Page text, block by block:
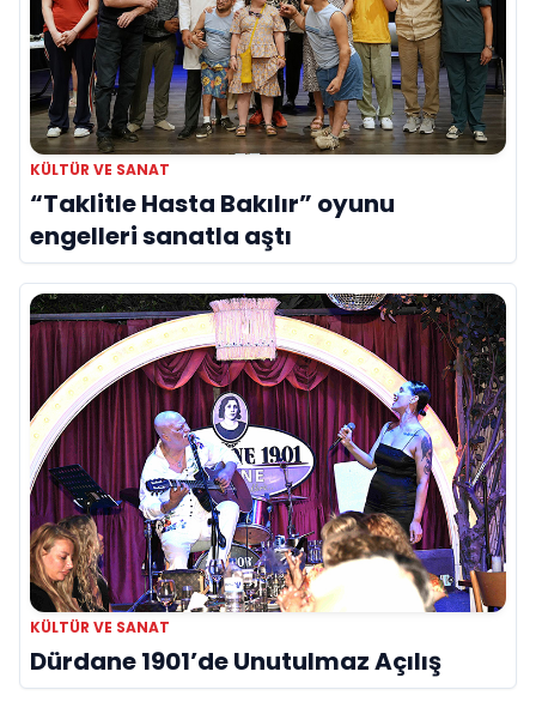
KÜLTÜR VE SANAT
“Taklitle Hasta Bakılır” oyunu
engelleri sanatla aştı
KÜLTÜR VE SANAT
Dürdane 1901’de Unutulmaz Açılış